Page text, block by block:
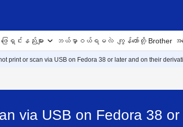
င်းနည်းများ ဘယ်မှာဝယ်ရမလဲ ကျွန်တော်တို့ Brother အကြ
print or scan via USB on Fedora 38 or later and on their
via USB on Fedora 38